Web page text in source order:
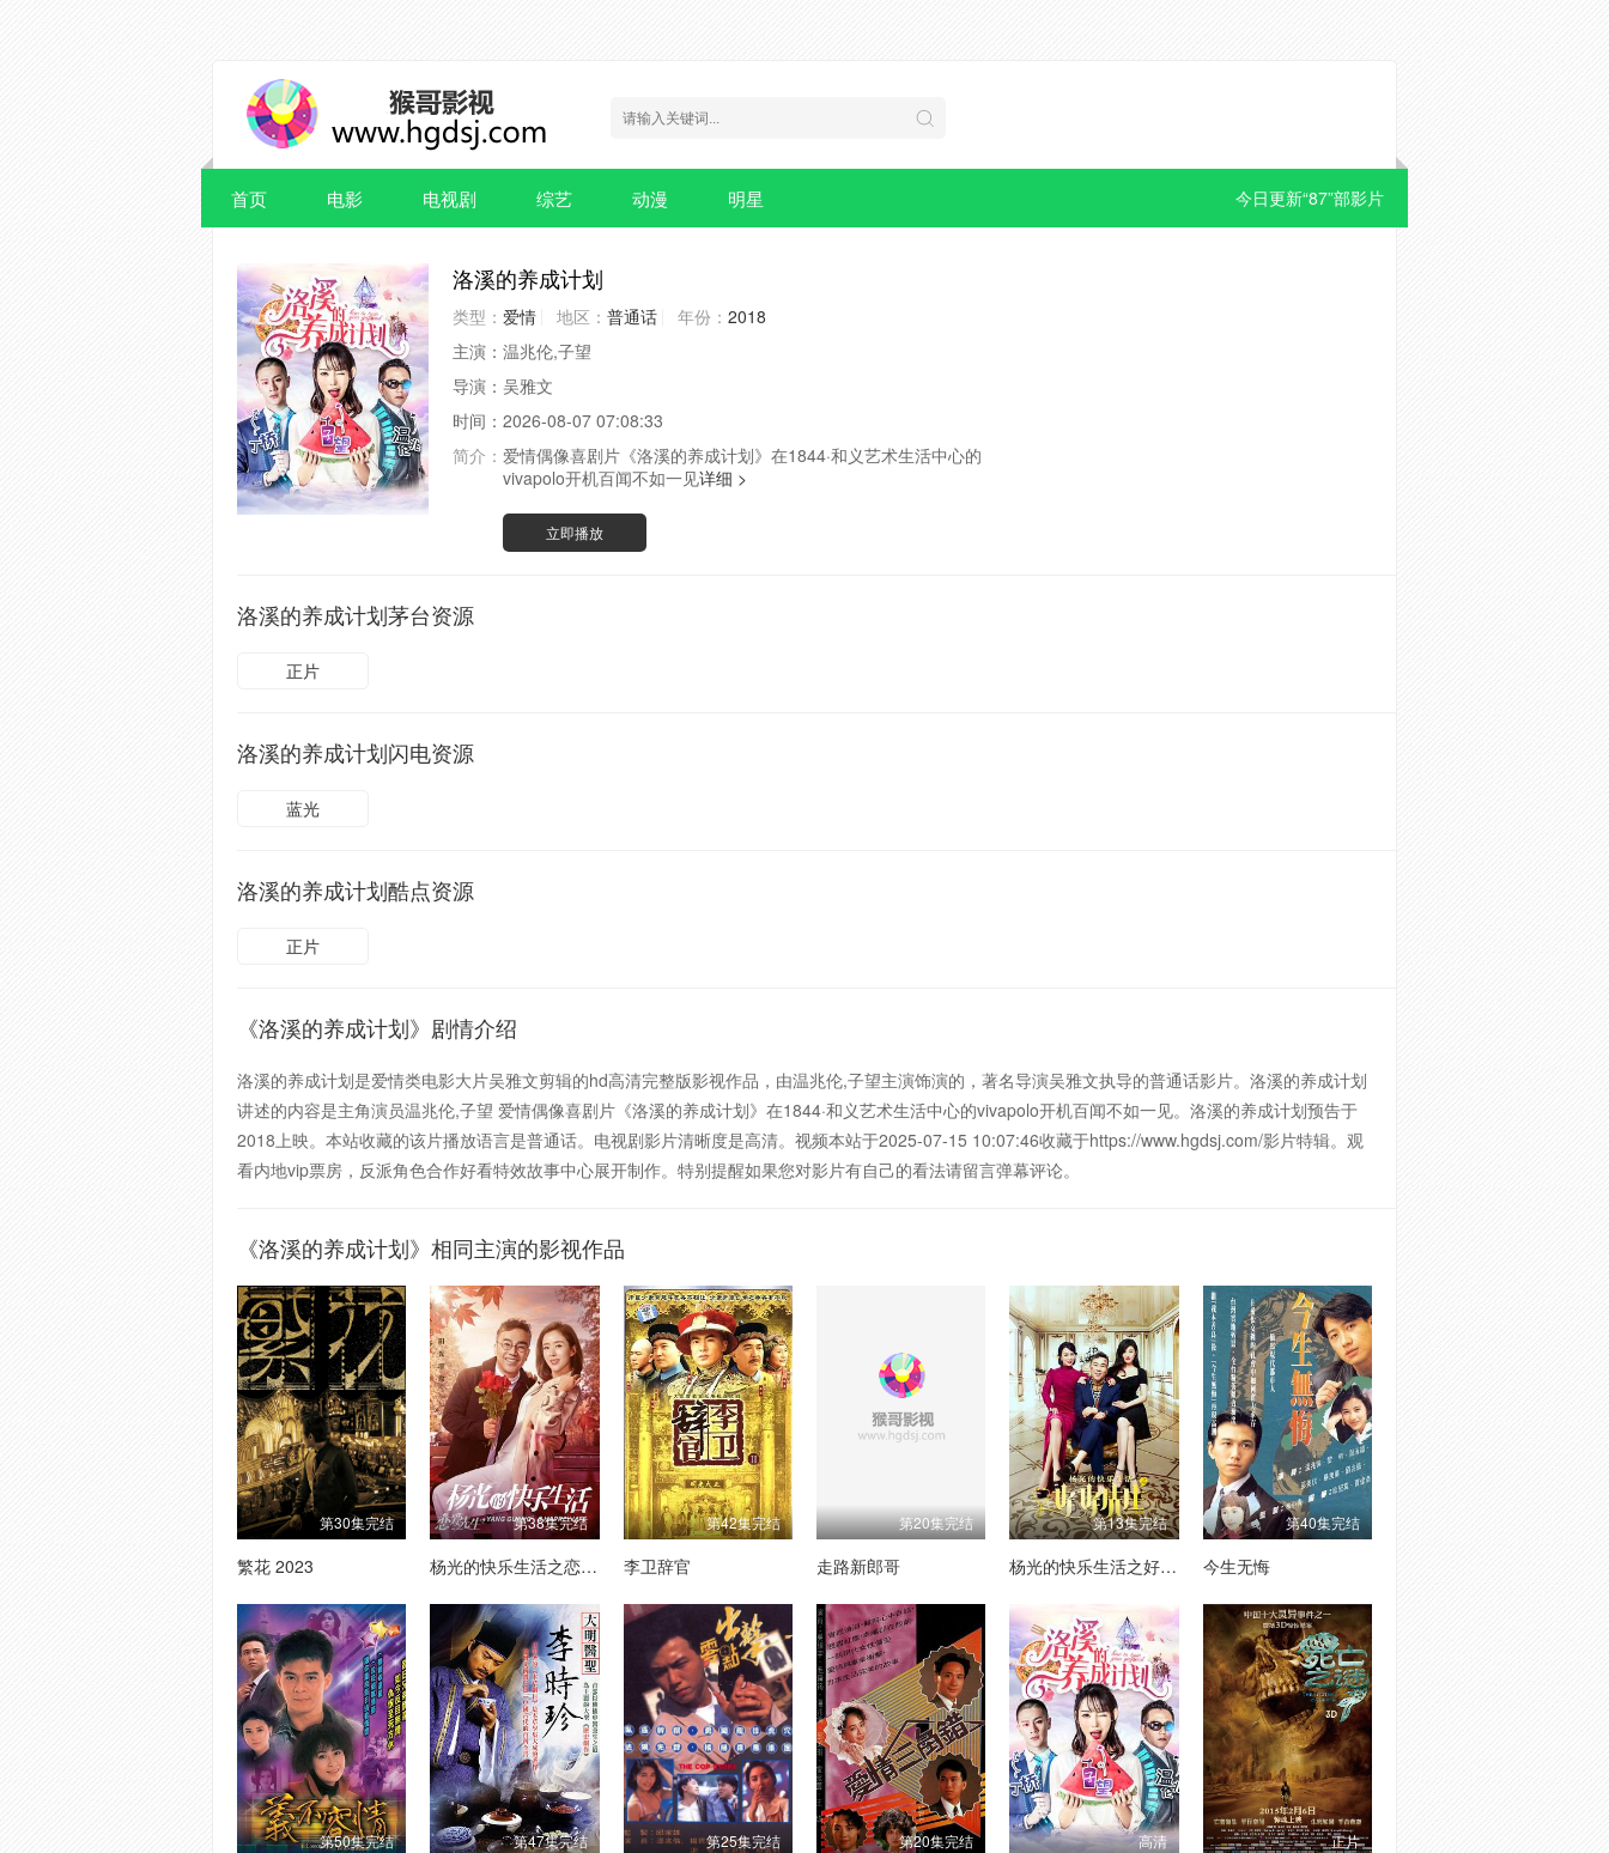
今日更新“87”部影片
首页 电影 电视剧 综艺 动漫 明星
洛溪的养成计划
类型： 爱情 地区： 普通话 年份： 2018
主演： 温兆伦,子望
导演： 吴雅文
时间： 2026-08-07 07:08:33
简介： 爱情偶像喜剧片《洛溪的养成计划》在1844·和义艺术生活中心的
vivapolo开机百闻不如一见详细 >
立即播放
洛溪的养成计划茅台资源
正片
洛溪的养成计划闪电资源
蓝光
洛溪的养成计划酷点资源
正片
《洛溪的养成计划》剧情介绍
洛溪的养成计划是爱情类电影大片吴雅文剪辑的hd高清完整版影视作品，由温兆伦,子望主演饰演的，著名导演吴雅文执导的普通话影片。洛溪的养成计划
讲述的内容是主角演员温兆伦,子望 爱情偶像喜剧片《洛溪的养成计划》在1844·和义艺术生活中心的vivapolo开机百闻不如一见。洛溪的养成计划预告于
2018上映。本站收藏的该片播放语言是普通话。电视剧影片清晰度是高清。视频本站于2025-07-15 10:07:46收藏于https://www.hgdsj.com/影片特辑。观
看内地vip票房，反派角色合作好看特效故事中心展开制作。特别提醒如果您对影片有自己的看法请留言弹幕评论。
《洛溪的养成计划》相同主演的影视作品
第30集完结
繁花 2023
第38集完结
杨光的快乐生活之恋爱先生
第42集完结
李卫辞官
第20集完结
走路新郎哥
第13集完结
杨光的快乐生活之好好先生
第40集完结
今生无悔
第50集完结 第47集完结 第25集完结 第20集完结 高清 正片